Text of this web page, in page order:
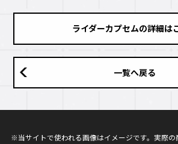
ライダーカプセムの詳細は
一覧へ戻る
※当サイトで使われる画像はイメージです。実際の